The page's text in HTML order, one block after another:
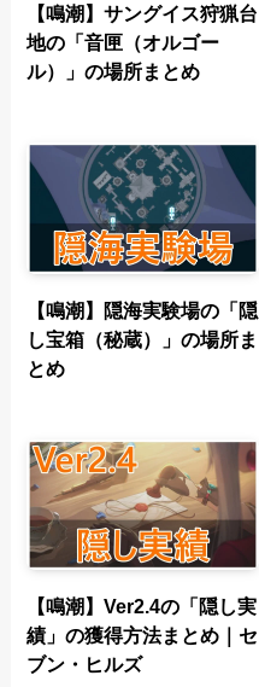
【鳴潮】サングイス狩猟台
地の「音匣（オルゴー
ル）」の場所まとめ
【鳴潮】隠海実験場の「隠
し宝箱（秘蔵）」の場所ま
とめ
【鳴潮】Ver2.4の「隠し実
績」の獲得方法まとめ｜セ
ブン・ヒルズ